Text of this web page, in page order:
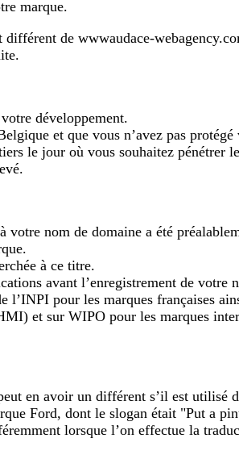
marque.
de wwwaudace-
développement.
et que vous n’avez pas
le jour où vous souhaitez pénétrer
votre nom de domaine a été
à ce titre.
avant l’enregistrement de votre
l’INPI pour les marques françaises
et sur WIPO pour les marques
en avoir un différent s’il est utilisé
Ford, dont le slogan était "Put a
lorsque l’on effectue la